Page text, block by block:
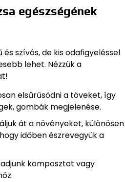
egészségének
és szívós, de kis odafigyeléssel
lehet. Nézzük a
elsűrűsödni a töveket, így
gombák megjelenése.
át a növényeket, különösen
időben észrevegyük a
komposztot vagy